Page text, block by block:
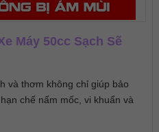
Máy 50cc Sạch Sẽ
và thơm không chỉ giúp bảo
chế nấm mốc, vi khuẩn và